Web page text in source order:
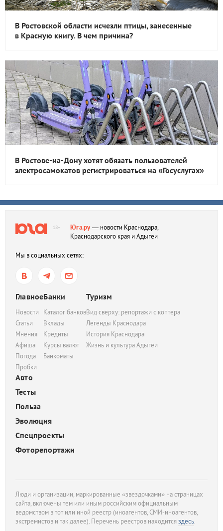
В Ростовской области исчезли птицы, занесенные
в Красную книгу. В чем причина?
В Ростове-на-Дону хотят обязать пользователей
электросамокатов регистрироваться на «Госуслугах»
18+ Юга.ру— новости Краснодара,
Краснодарского края и Адыгеи
Мы в социальных сетях:
Главное
Новости
Статьи
Мнения
Афиша
Погода
Пробки
Банки
Каталог банков
Вклады
Кредиты
Курсы валют
Банкоматы
Туризм
Вид сверху: репортажи с коптера
Легенды Краснодара
История Краснодара
Жизнь и культура Адыгеи
Авто
Тесты
Польза
Эволюция
Спецпроекты
Фоторепортажи
Люди и организации, маркированные «звездочками» на страницах
сайта, включены тем или иным российским официальным
ведомством в тот или иной реестр (иноагентов, СМИ-иноагентов,
экстремистов и так далее). Перечень реестров находитсяздесь.